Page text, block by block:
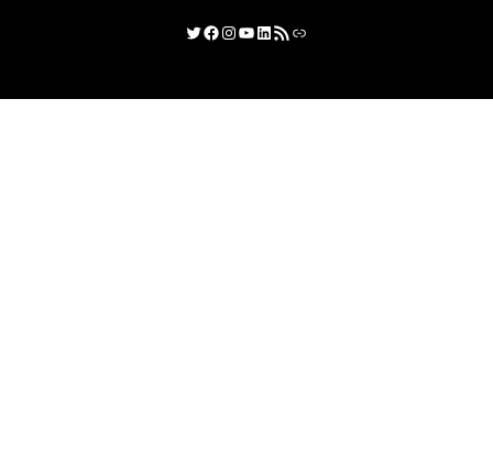
X Facebook
Instagram
YouTube
LinkedIn
RSS 資訊提供連結